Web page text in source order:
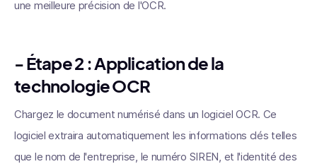
une meilleure précision de l'OCR.
- Étape 2 :Application de la
technologie OCR
Chargez le document numérisé dans un logiciel OCR. Ce
logiciel extraira automatiquement les informations clés telles
que le nom de l'entreprise, le numéro SIREN, et l'identité des